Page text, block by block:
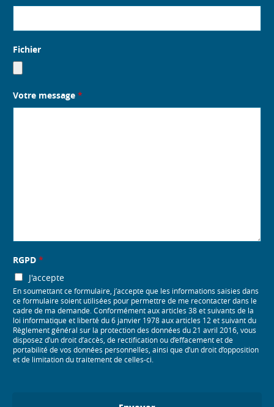
Fichier
Votre message *
RGPD *
J'accepte
En soumettant ce formulaire, j’accepte que les informations saisies dans
ce formulaire soient utilisées pour permettre de me recontacter dans le
cadre de ma demande. Conformément aux articles 38 et suivants de la
loi informatique et liberté du 6 janvier 1978 aux articles 12 et suivant du
Règlement général sur la protection des données du 21 avril 2016, vous
disposez d’un droit d’accès, de rectification ou d’effacement et de
portabilité de vos données personnelles, ainsi que d’un droit d’opposition
et de limitation du traitement de celles-ci.